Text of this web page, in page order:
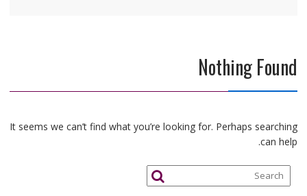
Nothing Found
It seems we can’t find what you’re looking for. Perhaps searching
can help.